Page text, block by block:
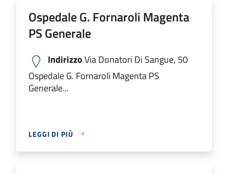
Ospedale G. Fornaroli Magenta
PS Generale
IndirizzoVia Donatori Di Sangue, 50
Ospedale G. Fornaroli Magenta PS
Generale...
LEGGI DI PIÙ